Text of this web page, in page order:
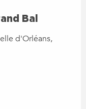
Bal
d'Orléans,